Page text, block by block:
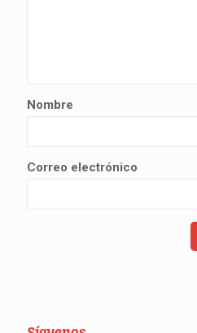
Nombre
Correo electrónico